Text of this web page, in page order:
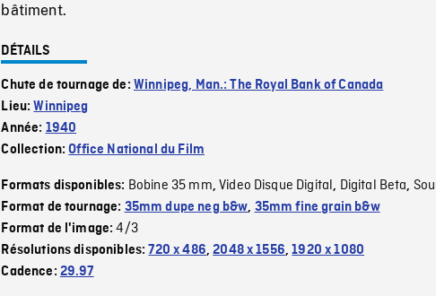
bâtiment.
DÉTAILS
Chute de tournage de: Winnipeg, Man.: The Royal Bank of Canada
Lieu:Winnipeg
Année: 1940
Collection:Office National du Film
Formats disponibles: Bobine 35 mm,Video Disque Digital, Digital Beta,
Format de tournage: 35mm dupe neg b&w, 35mm fine grain b&w
Format de l'image:4/3
Résolutions disponibles:720 x 486,2048 x 1556,1920 x 1080
Cadence: 29.97